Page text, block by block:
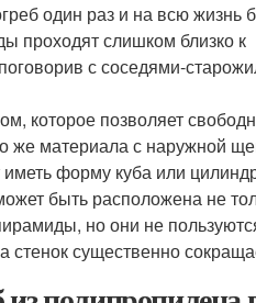
один раз и на всю жизнь
проходят слишком близко к
с соседями-
которое позволяет
же материала с наружной
форму куба или
быть расположена не
но они не
существенно